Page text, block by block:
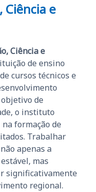
Ciência e
Ciência e
de ensino
cursos técnicos e
de
o instituto
formação de
Trabalhar
apenas a
mas
significativamente
regional.